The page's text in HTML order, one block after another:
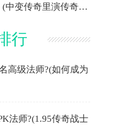
(中变传奇里演传奇好
行
高级法师?(如何成为
法师?(1.95传奇战士